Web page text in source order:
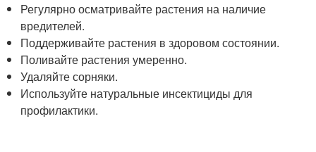
Регулярно осматривайте растения на наличие
вредителей.
Поддерживайте растения в здоровом состоянии.
Поливайте растения умеренно.
Удаляйте сорняки.
Используйте натуральные инсектициды для
профилактики.